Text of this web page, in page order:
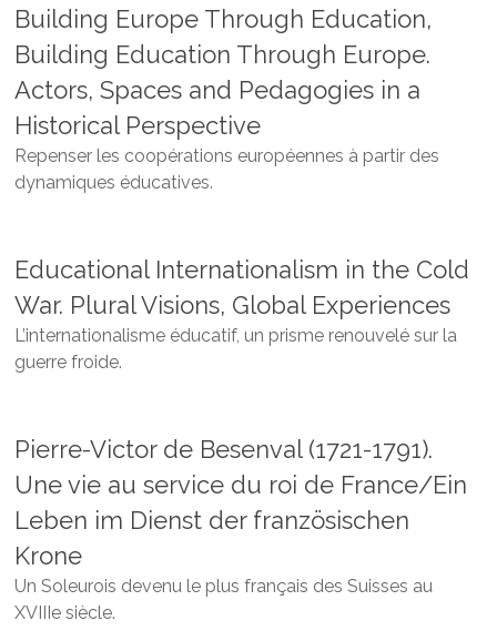
Building Europe Through Education,
Building Education Through Europe.
Actors, Spaces and Pedagogies in a
Historical Perspective
Repenser les coopérations européennes à partir des
dynamiques éducatives.
Educational Internationalism in the Cold
War. Plural Visions, Global Experiences
L’internationalisme éducatif, un prisme renouvelé sur la
guerre froide.
Pierre-Victor de Besenval (1721-1791).
Une vie au service du roi de France/Ein
Leben im Dienst der französischen
Krone
Un Soleurois devenu le plus français des Suisses au
XVIIIe siècle.